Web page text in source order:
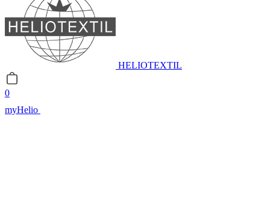
HELIOTEXTIL
0
myHelio